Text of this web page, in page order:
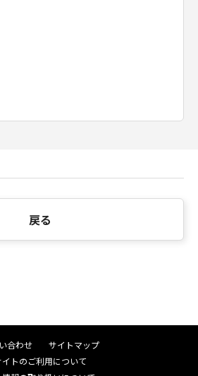
戻る
合わせ
サイトマップ
イトのご利用について